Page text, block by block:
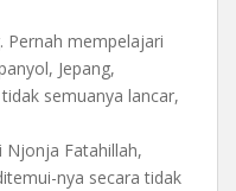
Pernah mempelajari
Jepang,
semuanya lancar,
Njonja Fatahillah,
nya secara tidak